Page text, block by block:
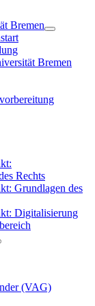
Bremen
Bremen
Rechts
Grundlagen des
Digitalisierung
(VAG)